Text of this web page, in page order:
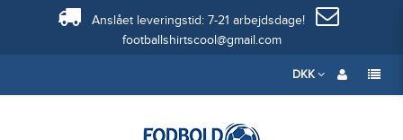
Anslået leveringstid: 7-21 arbejdsdage!
footballshirtscool@gmail.com
DKK